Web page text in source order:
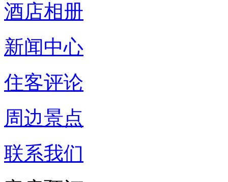
酒店相册
新闻中心
住客评论
周边景点
联系我们